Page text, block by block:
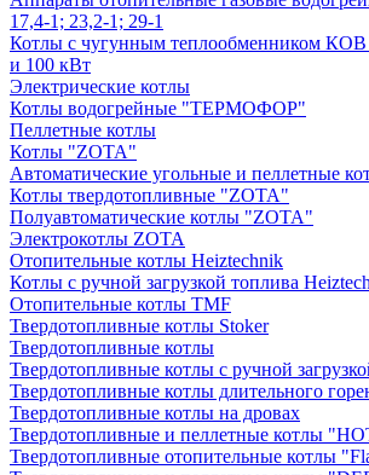
17,4-1; 23,2-1; 29-1
Котлы с чугунным теплообменником КОВ
и 100 кВт
Электрические котлы
Котлы водогрейные "ТЕРМОФОР"
Пеллетные котлы
Котлы "ZOTA"
Автоматические угольные и пеллетные
Котлы твердотопливные "ZOTA"
Полуавтоматические котлы "ZOTA"
Электрокотлы ZOTA
Отопительные котлы Heiztechnik
Котлы с ручной загрузкой топлива
Отопительные котлы TMF
Твердотопливные котлы Stoker
Твердотопливные котлы
Твердотопливные котлы с ручной
Твердотопливные котлы длительного
Твердотопливные котлы на дровах
Твердотопливные и пеллетные котлы
Твердотопливные отопительные котлы